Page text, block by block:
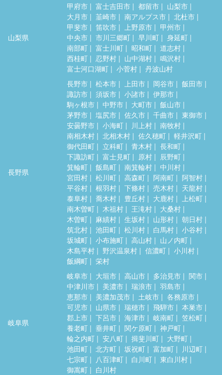
山梨県
甲府市 富士吉田市 都留市
山梨市
大月市
韮崎市 南アルプス市
北杜市
甲斐市
笛吹市 上野原市
甲州市
中央市
市川三郷町 早川町
身延町
南部町
富士川町 昭和町
道志村
西桂町
忍野村 山中湖村
鳴沢村
富士河口湖町
小菅村 丹波山村
長野県
長野市 松本市 上田市 岡谷市
飯田市
諏訪市
須坂市 小諸市
伊那市
駒ヶ根市
中野市 大町市
飯山市
茅野市
塩尻市 佐久市 千曲市
東御市
安曇野市
小海町 川上村
南牧村
南相木村
北相木村 佐久穂町
軽井沢町
御代田町
立科町 青木村
長和町
下諏訪町
富士見町 原村
辰野町
箕輪町
飯島町 南箕輪村
中川村
宮田村
松川町 高森町 阿南町
阿智村
平谷村
根羽村 下條村 売木村
天龍村
泰阜村
喬木村 豊丘村 大鹿村
上松町
南木曽町
木祖村 王滝村
大桑村
木曽町
麻績村 生坂村 山形村
朝日村
筑北村
池田町 松川村 白馬村
小谷村
坂城町
小布施町 高山村
山ノ内町
木島平村
野沢温泉村 信濃町
小川村
飯綱町
栄村
岐阜県
岐阜市 大垣市 高山市 多治見市
関市
中津川市
美濃市 瑞浪市
羽島市
恵那市
美濃加茂市 土岐市
各務原市
可児市
山県市 瑞穂市 飛騨市
本巣市
郡上市
下呂市 海津市 岐南町
笠松町
養老町
垂井町 関ケ原町
神戸町
輪之内町
安八町 揖斐川町
大野町
池田町
北方町 坂祝町 富加町
川辺町
七宗町
八百津町 白川町
東白川村
御嵩町
白川村